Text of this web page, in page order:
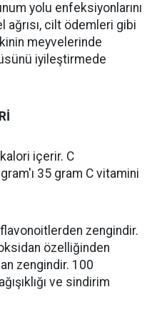
yolu enfeksiyonlarını
cilt ödemleri gibi
meyvelerinde
iyileştirmede
içerir. C
35 gram C vitamini
zengindir.
özelliğinden
zengindir. 100
ve sindirim